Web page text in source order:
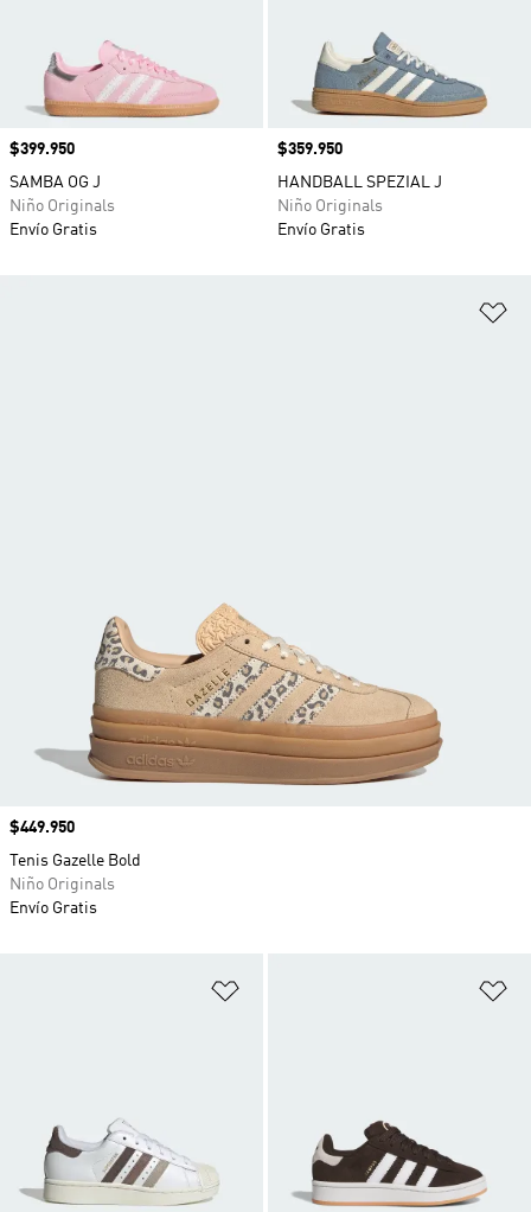
Precio
$399.950
SAMBA OG J
Niño Originals
Envío Gratis
Precio
$359.950
HANDBALL SPEZIAL J
Niño Originals
Envío Gratis
Precio
$449.950
Tenis Gazelle Bold
Niño Originals
Envío Gratis